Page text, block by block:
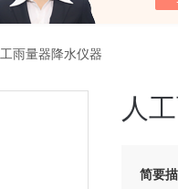
雨量器降水仪器
人
简要